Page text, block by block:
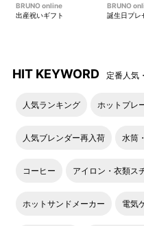
BRUNO online
出産祝いギフト
BRUNO
誕生日プレ
HIT KEYWORD 定番人気
人気ランキング ホットプレ
人気ブレンダー再入荷 水筒
コーヒー アイロン・衣類ス
ホットサンドメーカー 電気